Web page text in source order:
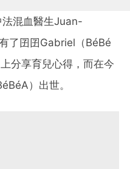
混血醫生Juan-
了囝囝Gabriel （BéBé
分享育兒心得，而在今
）出世。